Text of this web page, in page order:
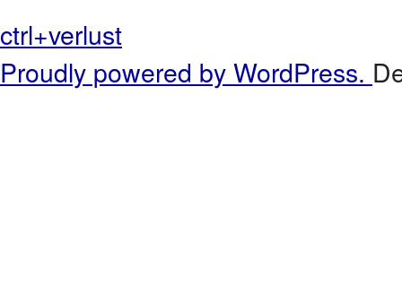
ctrl+verlust
Proudly powered by WordPress.